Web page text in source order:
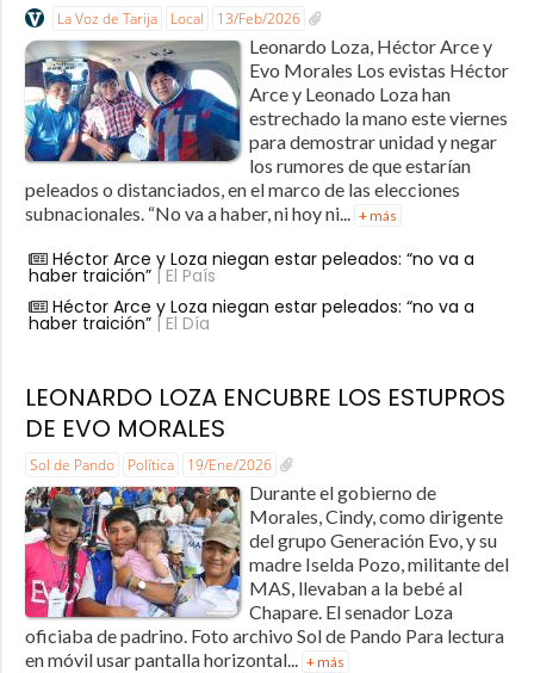
La Voz de Tarija Local 13/Feb/2026
Leonardo Loza, Héctor Arce y
Evo Morales Los evistas Héctor
Arce y Leonado Loza han
estrechado la mano este viernes
para demostrar unidad y negar
los rumores de que estarían
peleados o distanciados, en el marco de las elecciones
subnacionales. “No va a haber, ni hoy ni... + más
Héctor Arce y Loza niegan estar peleados: “no va a
haber traición”| El País
Héctor Arce y Loza niegan estar peleados: “no va a
haber traición”| El Día
LEONARDO LOZA ENCUBRE LOS ESTUPROS
DE EVO MORALES
Sol de Pando Política 19/Ene/2026
Durante el gobierno de
Morales, Cindy, como dirigente
del grupo Generación Evo, y su
madre Iselda Pozo, militante del
MAS, llevaban a la bebé al
Chapare. El senador Loza
oficiaba de padrino. Foto archivo Sol de Pando Para lectura
en móvil usar pantalla horizontal... + más